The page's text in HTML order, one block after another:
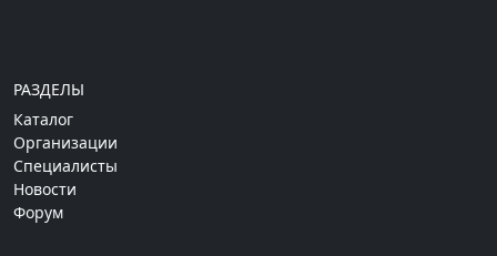
РАЗДЕЛЫ
Каталог
Организации
Специалисты
Новости
Форум